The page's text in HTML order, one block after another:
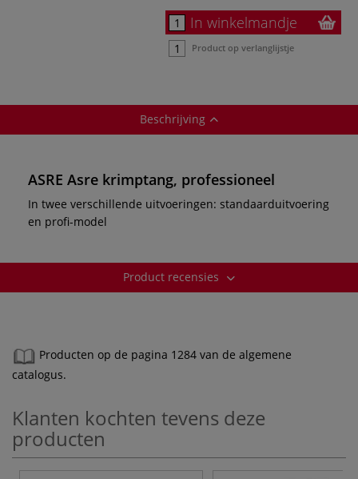
In winkelmandje
Product op verlanglijstje
Beschrijving
ASRE Asre krimptang, professioneel
In twee verschillende uitvoeringen: standaarduitvoering
en profi-model
Product recensies
Producten op de pagina 1284 van de algemene
catalogus.
Klanten kochten tevens deze
producten